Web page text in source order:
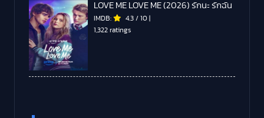
LOVE ME LOVE ME (2026) รักนะ รักฉัน
IMDB: 4.3 / 10 |
1,322 ratings